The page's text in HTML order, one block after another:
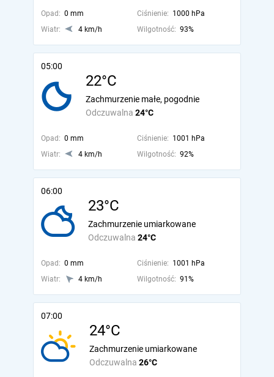
Opad: 0 mm Ciśnienie: 1000 hPa
Wiatr:
4 km/h Wilgotność: 93%
05:00
22°C
Odczuwalna 24°C
Zachmurzenie małe, pogodnie
Opad: 0 mm Ciśnienie: 1001 hPa
Wiatr:
4 km/h Wilgotność: 92%
06:00
23°C
Odczuwalna 24°C
Zachmurzenie umiarkowane
Opad: 0 mm Ciśnienie: 1001 hPa
Wiatr:
4 km/h Wilgotność: 91%
07:00
24°C
Odczuwalna 26°C
Zachmurzenie umiarkowane